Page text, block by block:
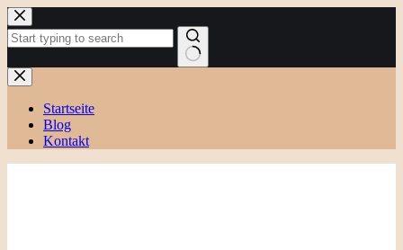
Zum
Inhalt
springen
Keine
Ergebnisse
Startseite
Blog
Kontakt